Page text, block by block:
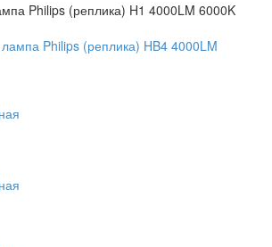
Philips (реплика) H1 4000LM 6000K